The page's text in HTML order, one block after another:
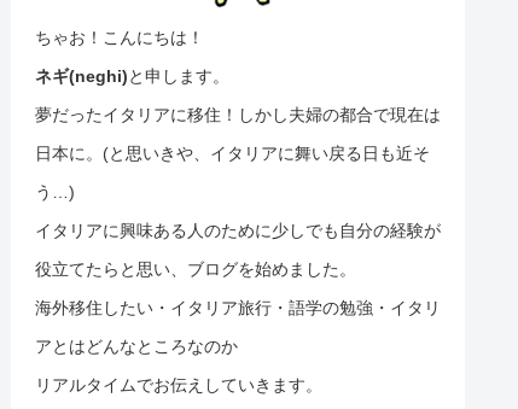
ちゃお！こんにちは！
ネギ(neghi)と申します。
夢だったイタリアに移住！しかし夫婦の都合で現在は
日本に。(と思いきや、イタリアに舞い戻る日も近そ
う…)
イタリアに興味ある人のために少しでも自分の経験が
役立てたらと思い、ブログを始めました。
海外移住したい・イタリア旅行・語学の勉強・イタリ
アとはどんなところなのか
リアルタイムでお伝えしていきます。